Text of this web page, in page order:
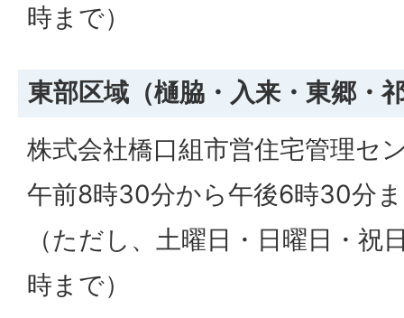
時まで）
東部区域（樋脇・入来・東郷・
株式会社橋口組市営住宅管理セ
午前8時30分から午後6時30分
（ただし、土曜日・日曜日・祝
時まで）